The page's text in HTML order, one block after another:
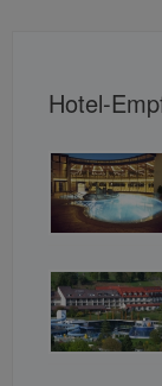
Hotel-